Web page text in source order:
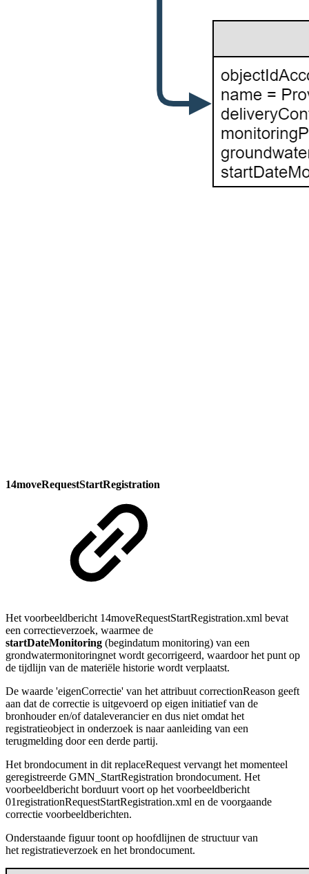
14moveRequestStartRegistration
Het voorbeeldbericht 14moveRequestStartRegistration.xml bevat
een correctieverzoek, waarmee de
startDateMonitoring (begindatum monitoring) van een
grondwatermonitoringnet wordt gecorrigeerd, waardoor het punt op
de tijdlijn van de materiële historie wordt verplaatst.
De waarde 'eigenCorrectie' van het attribuut correctionReason geeft
aan dat de correctie is uitgevoerd op eigen initiatief van de
bronhouder en/of dataleverancier en dus niet omdat het
registratieobject in onderzoek is naar aanleiding van een
terugmelding door een derde partij.
Het brondocument in dit replaceRequest vervangt het momenteel
geregistreerde GMN_StartRegistration brondocument. Het
voorbeeldbericht borduurt voort op het voorbeeldbericht
01registrationRequestStartRegistration.xml en de voorgaande
correctie voorbeeldberichten.
Onderstaande figuur toont op hoofdlijnen de structuur van
het registratieverzoek en het brondocument.